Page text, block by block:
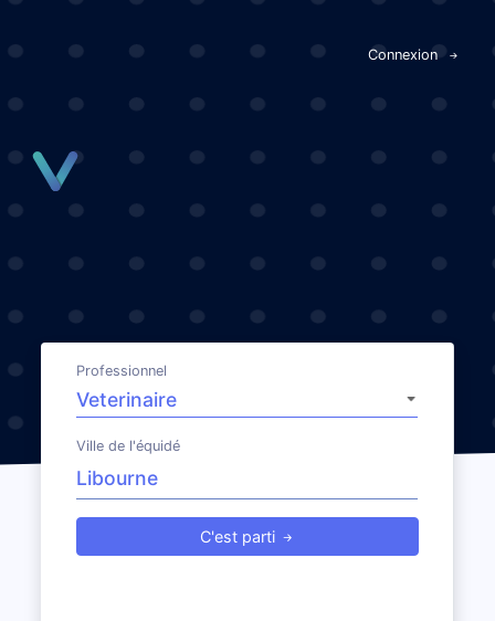
Connexion
Professionnel
Ville de l'équidé
C'est parti